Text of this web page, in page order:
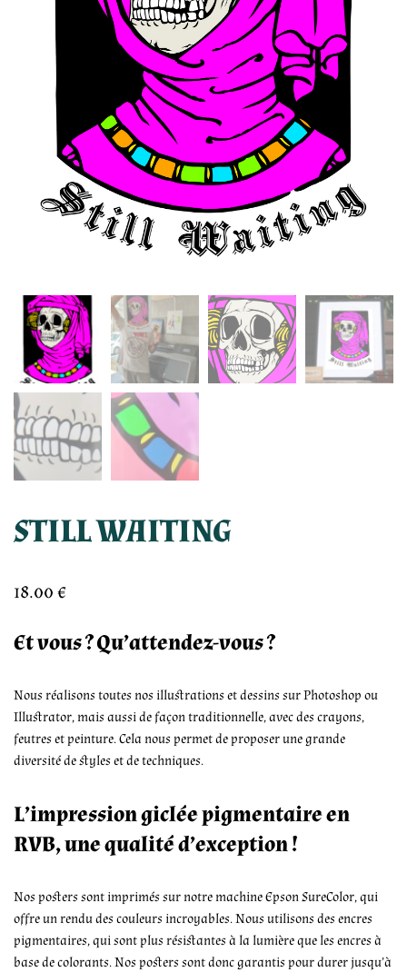
STILL WAITING
18.00€
Et vous ? Qu’attendez-vous ?
Nous réalisons toutes nos illustrations et dessins sur Photoshop ou
Illustrator, mais aussi de façon traditionnelle, avec des crayons,
feutres et peinture. Cela nous permet de proposer une grande
diversité de styles et de techniques.
L’impression giclée pigmentaire en
RVB, une qualité d’exception !
Nos posters sont imprimés sur notre machine Epson SureColor, qui
offre un rendu des couleurs incroyables. Nous utilisons des encres
pigmentaires, qui sont plus résistantes à la lumière que les encres à
base de colorants. Nos posters sont donc garantis pour durer jusqu’à